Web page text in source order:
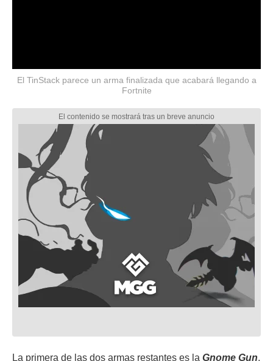
El TinStack parece un arma finalizada que acabará llegando a
Fortnite
La primera de las dos armas restantes es la Gnome Gun,